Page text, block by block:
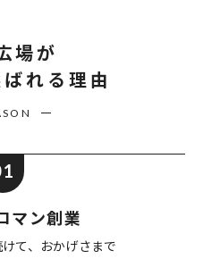
場が
れる理由
マン創業
て、 おかげさまで